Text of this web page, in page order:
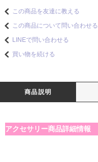
この商品を友達に教える
この商品について問い合わせる
LINEで問い合わせる
買い物を続ける
商品説明
アクセサリー商品詳細情報